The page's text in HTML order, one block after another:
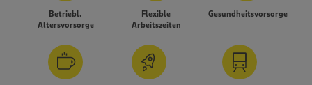
Betriebl.
Altersvorsorge
Flexible
Arbeitszeiten
Gesundheitsvorsorge